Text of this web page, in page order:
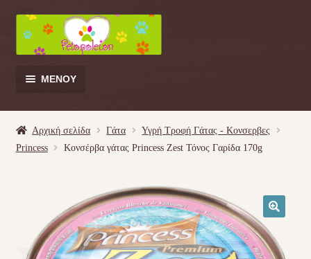
Απευθείας
μετάβαση
στην
πλοήγηση
Μετάβαση
σε
περιεχόμενο
ΜΕΝΟΎ
Κουνέλι
Αρχική σελίδα Γάτα
Υγρή Τροφή Γάτας - Kονσερβες
Princess
Κονσέρβα γάτας Princess Zest Τόνος Γαρίδα 170g